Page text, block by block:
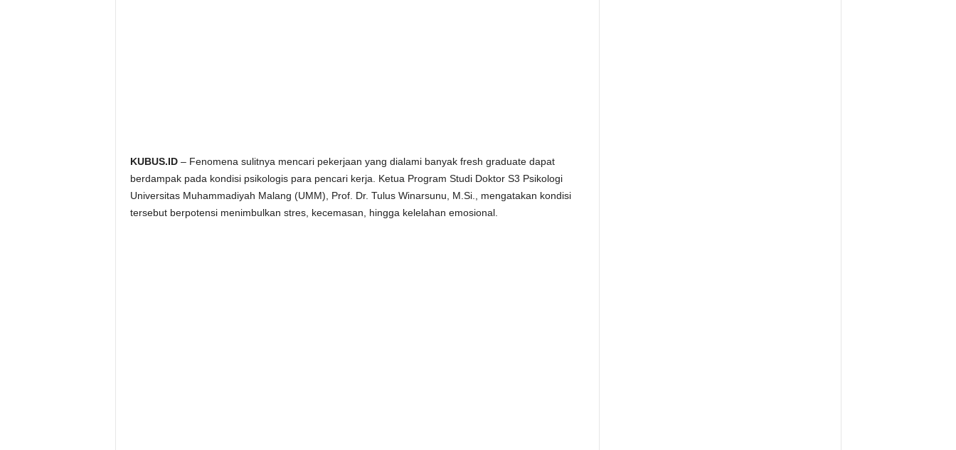
KUBUS.ID– Fenomena sulitnya mencari pekerjaan yang dialami banyak fresh graduate dapat
berdampak pada kondisi psikologis para pencari kerja. Ketua Program Studi Doktor S3 Psikologi
Universitas Muhammadiyah Malang (UMM), Prof. Dr. Tulus Winarsunu, M.Si., mengatakan kondisi
tersebut berpotensi menimbulkan stres, kecemasan, hingga kelelahan emosional.